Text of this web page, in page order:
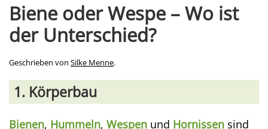
Biene oder Wespe – Wo ist
der Unterschied?
Geschrieben von Silke Menne.
1. Körperbau
Bienen, Hummeln, Wespen und Hornissen sind